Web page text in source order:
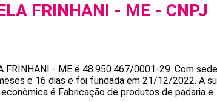
FRINHANI - ME - CNPJ
FRINHANI - ME é 48.950.467/0001-29. Com
e 16 dias e foi fundada em 21/12/2022. A
é Fabricação de produtos de padaria e